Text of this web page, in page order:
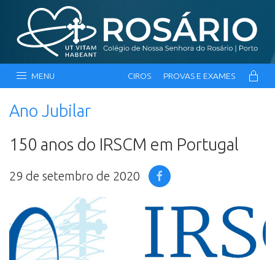
MENU CIROS PROVAS E EXAMES
Ano Jubilar
150 anos do IRSCM em Portugal
29 de setembro de 2020